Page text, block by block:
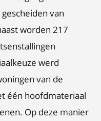
van
worden 217
werd
van de
één hoofdmateriaal
Op deze manier